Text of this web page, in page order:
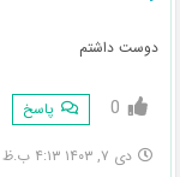
دوست داشتم
0 پاسخ
دی ۷, ۱۴۰۳ ۴:۱۳ ب.ظ